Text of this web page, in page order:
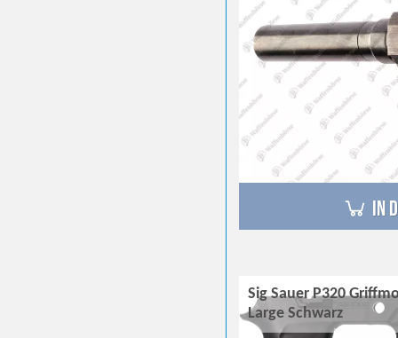
in
Sig Sauer P320
Large Schwarz